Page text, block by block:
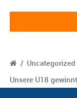
/ Uncategorized
Unsere U18